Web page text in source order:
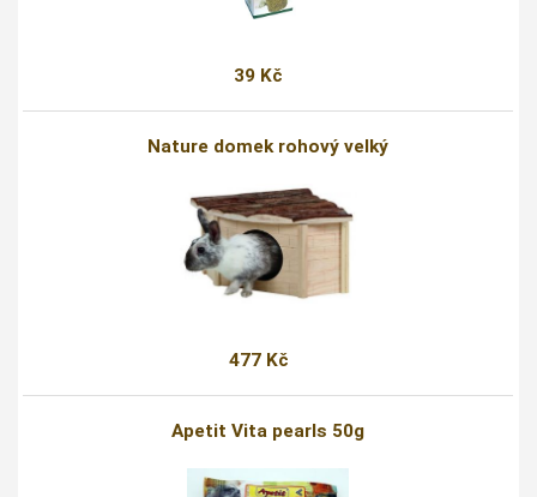
39 Kč
Nature domek rohový velký
477 Kč
Apetit Vita pearls 50g